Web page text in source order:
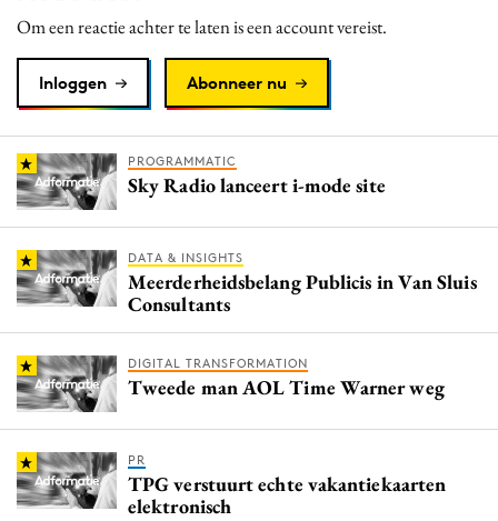
Programmatic
Reputatie & crisis
Om een reactie achter te laten is een account vereist.
Inloggen Abonneer nu
PROGRAMMATIC
Sky Radio lanceert i-mode site
DATA & INSIGHTS
Meerderheidsbelang Publicis in Van Sluis
Consultants
DIGITAL TRANSFORMATION
Tweede man AOL Time Warner weg
PR
TPG verstuurt echte vakantiekaarten
elektronisch